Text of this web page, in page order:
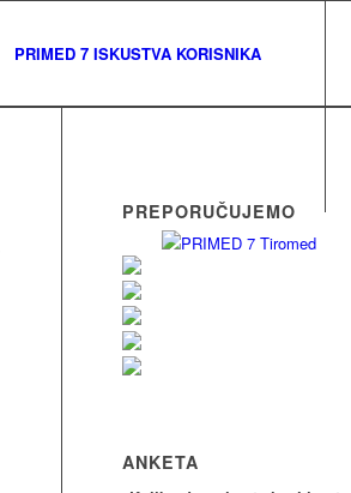
PRIMED 7 ISKUSTVA KORISNIKA
PREPORUČUJEMO
ANKETA